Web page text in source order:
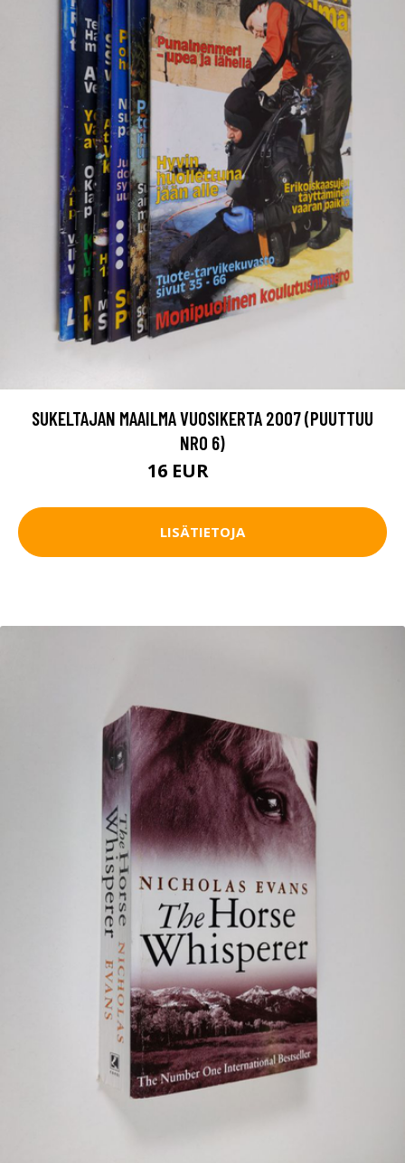
SUKELTAJAN MAAILMA VUOSIKERTA 2007 (PUUTTUU
NRO 6)
16 EUR
LISÄTIETOJA